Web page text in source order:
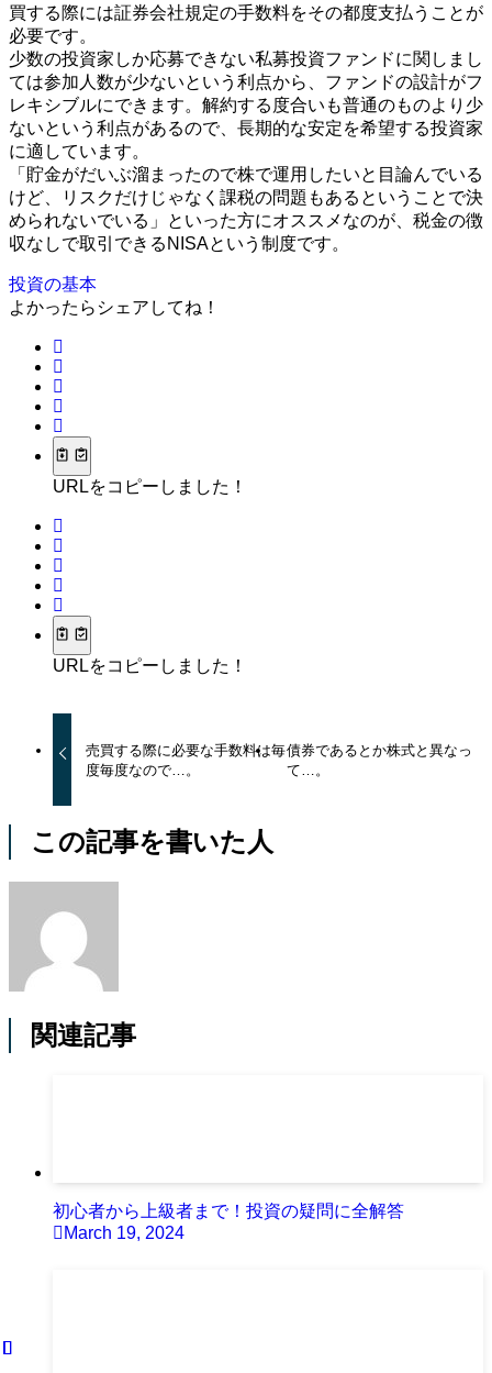
買する際には証券会社規定の手数料をその都度支払うことが
必要です。
少数の投資家しか応募できない私募投資ファンドに関しまし
ては参加人数が少ないという利点から、ファンドの設計がフ
レキシブルにできます。解約する度合いも普通のものより少
ないという利点があるので、長期的な安定を希望する投資家
に適しています。
「貯金がだいぶ溜まったので株で運用したいと目論んでいる
けど、リスクだけじゃなく課税の問題もあるということで決
められないでいる」といった方にオススメなのが、税金の徴
収なしで取引できるNISAという制度です。
投資の基本
よかったらシェアしてね！
URLをコピーしました！
URLをコピーしました！
売買する際に必要な手数料は毎
度毎度なので…。
債券であるとか株式と異なっ
て…。
この記事を書いた人
関連記事
初心者から上級者まで！投資の疑問に全解答
March 19, 2024